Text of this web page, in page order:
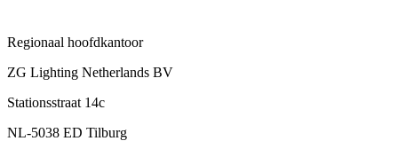
Regionaal hoofdkantoor
ZG Lighting Netherlands BV
Stationsstraat 14c
NL-5038 ED Tilburg